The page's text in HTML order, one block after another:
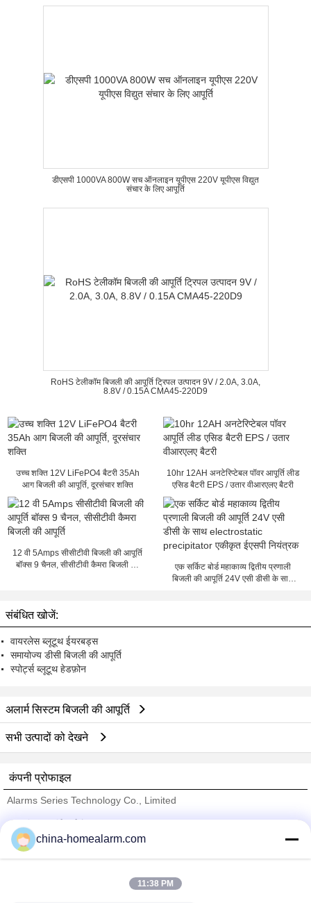
डीएसपी 1000VA 800W सच ऑनलाइन यूपीएस 220V यूपीएस विद्युत
संचार के लिए आपूर्ति
RoHS टेलीकॉम बिजली की आपूर्ति ट्रिपल उत्पादन 9V / 2.0A, 3.0A,
8.8V / 0.15A CMA45-220D9
उच्च शक्ति 12V LiFePO4 बैटरी 35Ah
आग बिजली की आपूर्ति, दूरसंचार शक्ति
10hr 12AH अनटेरिप्टेबल पॉवर आपूर्ति लीड
एसिड बैटरी EPS / उतार वीआरएलए बैटरी
12 वी 5Amps सीसीटीवी बिजली की आपूर्ति
बॉक्स 9 चैनल, सीसीटीवी कैमरा बिजली की
एक सर्किट बोर्ड महाकाव्य द्वितीय प्रणाली
बिजली की आपूर्ति 24V एसी डीसी के साथ
संबंधित खोजें:
वायरलेस ब्लूटूथ ईयरबड्स
समायोज्य डीसी बिजली की आपूर्ति
स्पोर्ट्स ब्लूटूथ हेडफ़ोन
अलार्म सिस्टम बिजली की आपूर्ति
सभी उत्पादों को देखने
कंपनी प्रोफाइल
Alarms Series Technology Co., Limited
Trust Seal
Verified Suplier
china-homealarm.com
11:38 PM